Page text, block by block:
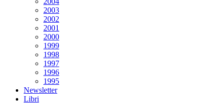
2003
2002
2001
2000
1999
1998
1997
1996
1995
Newsletter
Libri